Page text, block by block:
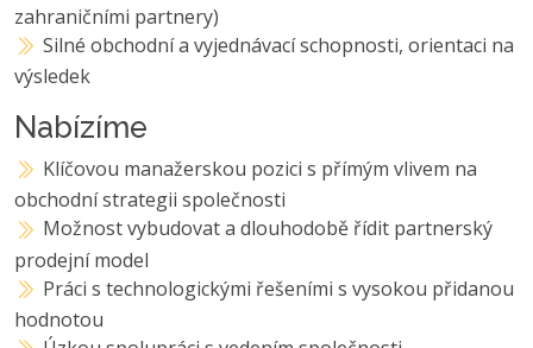
zahraničními partnery)
Silné obchodní a vyjednávací schopnosti, orientaci na
výsledek
Nabízíme
Klíčovou manažerskou pozici s přímým vlivem na
obchodní strategii společnosti
Možnost vybudovat a dlouhodobě řídit partnerský
prodejní model
Práci s technologickými řešeními s vysokou přidanou
hodnotou